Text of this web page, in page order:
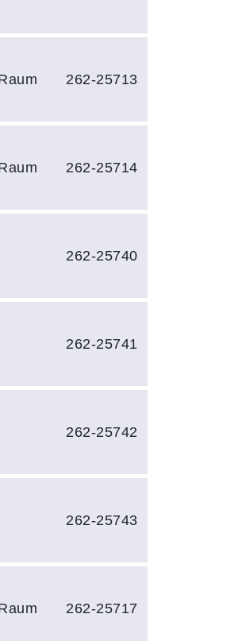
262-25713
262-25714
262-25740
262-25741
262-25742
262-25743
262-25717